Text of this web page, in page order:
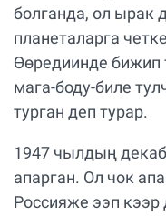
болганда, ол ырак
планеталарга
Өөредиинде бижип
мага-боду-биле
турган деп турар.
1947 чылдың
апарган. Ол чок
Россияже ээп